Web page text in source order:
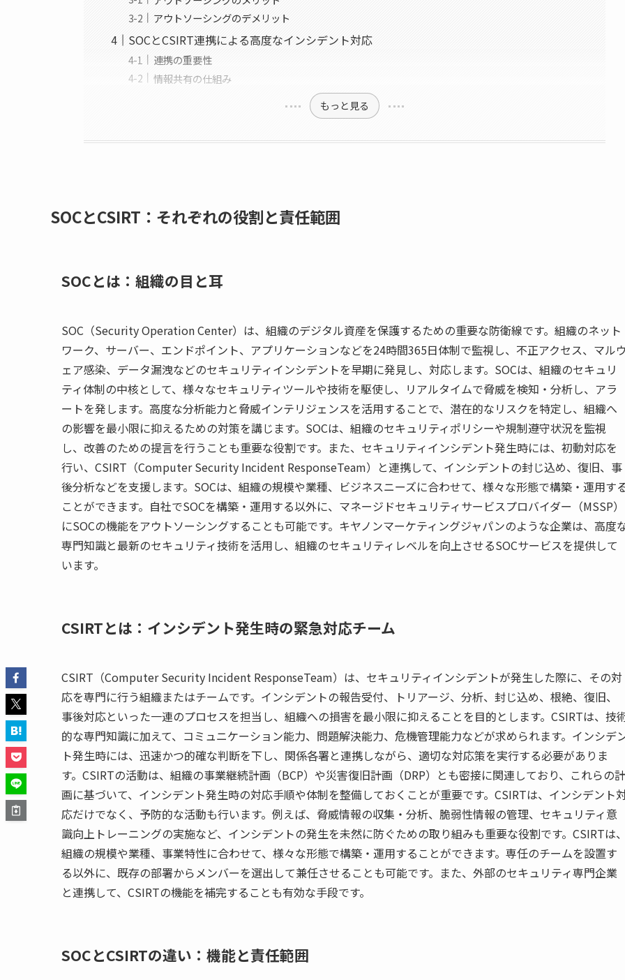
アウトソーシングのデメリット
SOCとCSIRT連携による高度なインシデント対応
連携の重要性
情報共有の仕組み
もっと見る
SOCとCSIRT：それぞれの役割と責任範囲
SOCとは：組織の目と耳
SOC（Security Operation Center）は、組織のデジタル資産を保護するための重要な防衛線です。組織のネット
ワーク、サーバー、エンドポイント、アプリケーションなどを24時間365日体制で監視し、不正アクセス、マル
ェア感染、データ漏洩などのセキュリティインシデントを早期に発見し、対応します。SOCは、組織のセキュリ
ティ体制の中核として、様々なセキュリティツールや技術を駆使し、リアルタイムで脅威を検知・分析し、アラ
ートを発します。高度な分析能力と脅威インテリジェンスを活用することで、潜在的なリスクを特定し、組織へ
の影響を最小限に抑えるための対策を講じます。SOCは、組織のセキュリティポリシーや規制遵守状況を監視
し、改善のための提言を行うことも重要な役割です。また、セキュリティインシデント発生時には、初動対応を
行い、CSIRT（Computer Security Incident ResponseTeam）と連携して、インシデントの封じ込め、復旧、事
後分析などを支援します。SOCは、組織の規模や業種、ビジネスニーズに合わせて、様々な形態で構築・運用す
ことができます。自社でSOCを構築・運用する以外に、マネージドセキュリティサービスプロバイダー（MSSP）
にSOCの機能をアウトソーシングすることも可能です。キヤノンマーケティングジャパンのような企業は、高度
専門知識と最新のセキュリティ技術を活用し、組織のセキュリティレベルを向上させるSOCサービスを提供して
います。
CSIRTとは：インシデント発生時の緊急対応チーム
CSIRT（Computer Security Incident ResponseTeam）は、セキュリティインシデントが発生した際に、その対
応を専門に行う組織またはチームです。インシデントの報告受付、トリアージ、分析、封じ込め、根絶、復旧、
事後対応といった一連のプロセスを担当し、組織への損害を最小限に抑えることを目的とします。CSIRTは、技
的な専門知識に加えて、コミュニケーション能力、問題解決能力、危機管理能力などが求められます。インシデ
ト発生時には、迅速かつ的確な判断を下し、関係各署と連携しながら、適切な対応策を実行する必要がありま
す。CSIRTの活動は、組織の事業継続計画（BCP）や災害復旧計画（DRP）とも密接に関連しており、これらの計
画に基づいて、インシデント発生時の対応手順や体制を整備しておくことが重要です。CSIRTは、インシデント
応だけでなく、予防的な活動も行います。例えば、脅威情報の収集・分析、脆弱性情報の管理、セキュリティ意
識向上トレーニングの実施など、インシデントの発生を未然に防ぐための取り組みも重要な役割です。CSIRTは
組織の規模や業種、事業特性に合わせて、様々な形態で構築・運用することができます。専任のチームを設置す
る以外に、既存の部署からメンバーを選出して兼任させることも可能です。また、外部のセキュリティ専門企業
と連携して、CSIRTの機能を補完することも有効な手段です。
SOCとCSIRTの違い：機能と責任範囲